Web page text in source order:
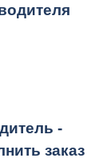
-
заказ